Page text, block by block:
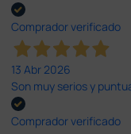
Comprador verificado
13 Abr 2026
Son muy serios y
Comprador verificado